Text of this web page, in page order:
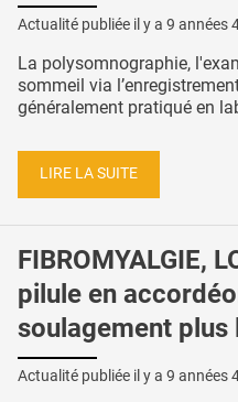
Actualité publiée il y a 9 années
La polysomnographie,
sommeil via
généralement pratiqué en
LIRE LA SUITE
FIBROMYALGIE,
pilule en
soulagement plus
Actualité publiée il y a 9 années